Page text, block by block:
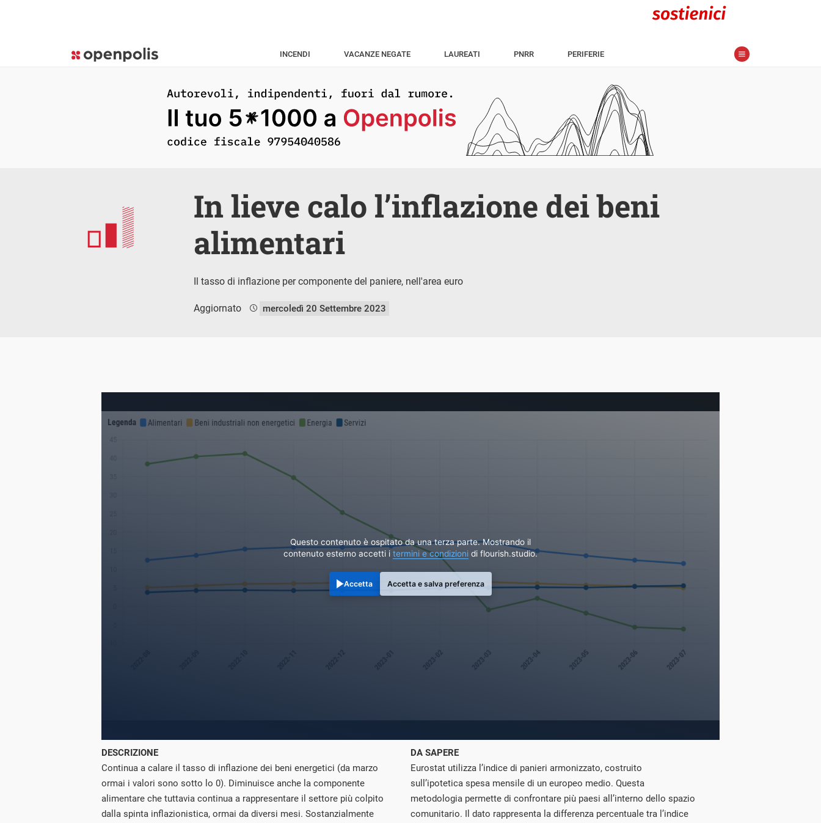
INCENDI VACANZE NEGATE LAUREATI PNRR PERIFERIE
In lieve calo l’inflazione dei beni
alimentari
Il tasso di inflazione per componente del paniere, nell'area euro
Aggiornato mercoledì 20 Settembre 2023
Questo contenuto è ospitato da una terza parte. Mostrando il
contenuto esterno accetti i termini e condizioni di flourish.studio.
Accetta Accetta e salva preferenza
DESCRIZIONE
Continua a calare il tasso di inflazione dei beni energetici (da marzo
ormai i valori sono sotto lo 0). Diminuisce anche la componente
alimentare che tuttavia continua a rappresentare il settore più colpito
dalla spinta inflazionistica, ormai da diversi mesi. Sostanzialmente
DA SAPERE
Eurostat utilizza l’indice di panieri armonizzato, costruito
sull’ipotetica spesa mensile di un europeo medio. Questa
metodologia permette di confrontare più paesi all’interno dello spazio
comunitario. Il dato rappresenta la differenza percentuale tra l’indice